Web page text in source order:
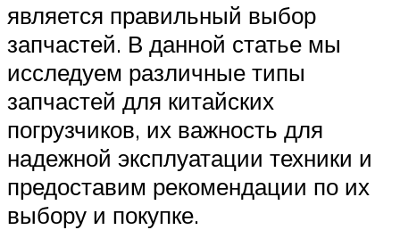
является правильный выбор
запчастей. В данной статье мы
исследуем различные типы
запчастей для китайских
погрузчиков, их важность для
надежной эксплуатации техники и
предоставим рекомендации по их
выбору и покупке.